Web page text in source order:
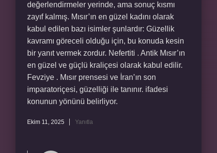
değerlendirmeler yerinde, ama sonuç kısmı
zayıf kalmış. Mısır’ın en güzel kadını olarak
kabul edilen bazı isimler şunlardır: Güzellik
kavramı göreceli olduğu için, bu konuda kesin
bir yanıt vermek zordur. Nefertiti . Antik Mısır’ın
en güzel ve güçlü kraliçesi olarak kabul edilir.
Fevziye . Mısır prensesi ve İran’ın son
imparatoriçesi, güzelliği ile tanınır. ifadesi
konunun yönünü belirliyor.
Ekim 11, 2025 Yanıtla